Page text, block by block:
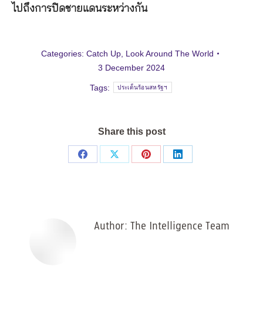
ไปถึงการปิดชายแดนระหว่างกัน
Categories: Catch Up, Look Around The World
3 December 2024
Tags: ประเด็นร้อนสหรัฐฯ
Share this post
Share
Share
Share
Share
Author: The Intelligence Team